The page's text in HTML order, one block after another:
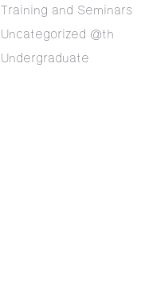
Training and Seminars
Uncategorized @th
Undergraduate